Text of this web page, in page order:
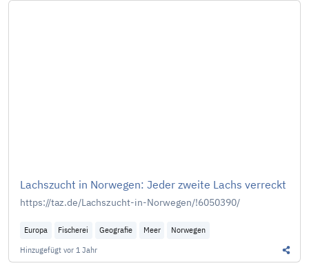
Lachszucht in Norwegen: Jeder zweite Lachs verreckt
https://taz.de/Lachszucht-in-Norwegen/!6050390/
Europa Fischerei Geografie Meer
Norwegen
Hinzugefügt vor 1 Jahr